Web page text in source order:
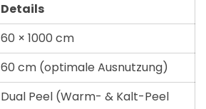
Details
60 × 1000 cm
60 cm (optimale Ausnutzung)
Dual Peel (Warm- & Kalt-Peel